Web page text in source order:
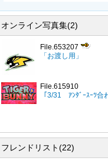
オンライン写真集(2)
File.653207
「お渡し用」
File.615910
「3/31 ｱﾝﾀﾞｰｽｰﾂ合
フレンドリスト(22)